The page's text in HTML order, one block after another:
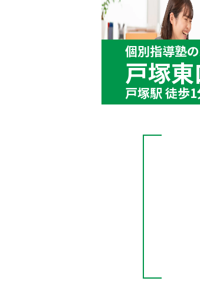
個別指導塾
戸塚
戸塚駅 徒歩1